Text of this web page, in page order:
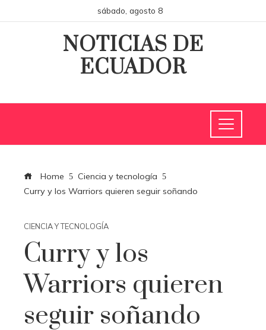
sábado, agosto 8
NOTICIAS DE
ECUADOR
Home
Ciencia y tecnología
Curry y los Warriors quieren seguir soñando
CIENCIA Y TECNOLOGÍA
Curry y los
Warriors quieren
seguir soñando